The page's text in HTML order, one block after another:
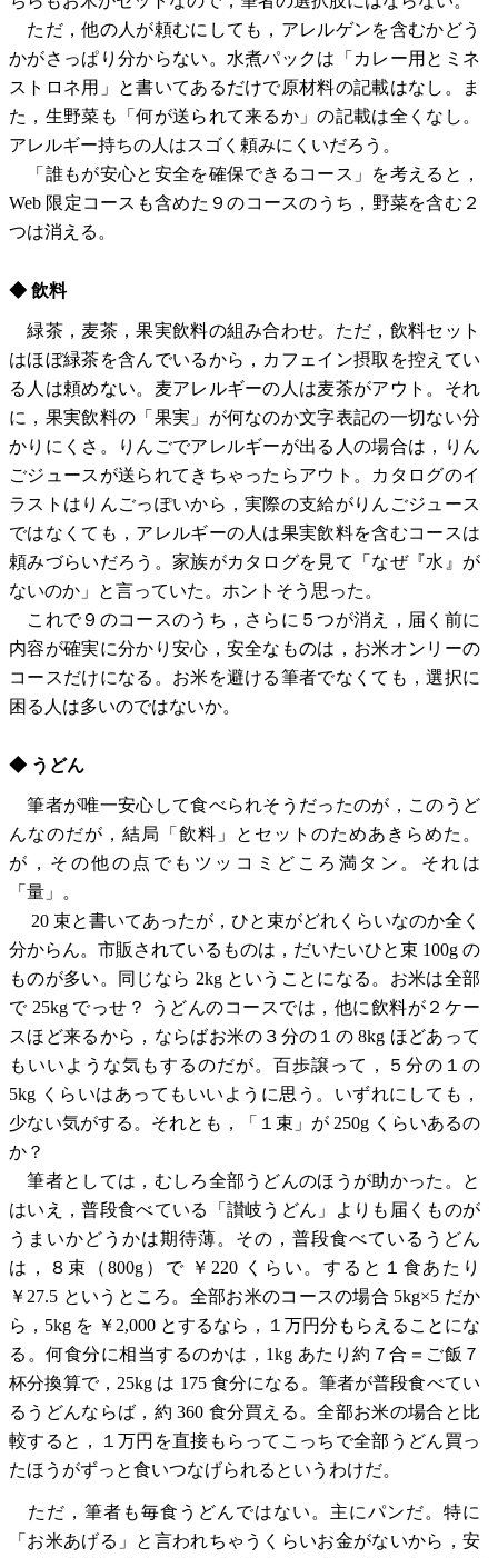
ただ，他の人が頼むにしても，アレルゲンを含むかどう
かがさっぱり分からない。水煮パックは「カレー用とミネ
ストロネ用」と書いてあるだけで原材料の記載はなし。ま
た，生野菜も「何が送られて来るか」の記載は全くなし。
アレルギー持ちの人はスゴく頼みにくいだろう。
「誰もが安心と安全を確保できるコース」を考えると，
Web 限定コースも含めた９のコースのうち，野菜を含む２
つは消える。
◆ 飲料
緑茶，麦茶，果実飲料の組み合わせ。ただ，飲料セット
はほぼ緑茶を含んでいるから，カフェイン摂取を控えてい
る人は頼めない。麦アレルギーの人は麦茶がアウト。それ
に，果実飲料の「果実」が何なのか文字表記の一切ない分
かりにくさ。りんごでアレルギーが出る人の場合は，りん
ごジュースが送られてきちゃったらアウト。カタログのイ
ラストはりんごっぽいから，実際の支給がりんごジュース
ではなくても，アレルギーの人は果実飲料を含むコースは
頼みづらいだろう。家族がカタログを見て「なぜ『水』が
ないのか」と言っていた。ホントそう思った。
これで９のコースのうち，さらに５つが消え，届く前に
内容が確実に分かり安心，安全なものは，お米オンリーの
コースだけになる。お米を避ける筆者でなくても，選択に
困る人は多いのではないか。
◆ うどん
筆者が唯一安心して食べられそうだったのが，このうど
んなのだが，結局「飲料」とセットのためあきらめた。
が，その他の点でもツッコミどころ満タン。それは
「量」。
20 束と書いてあったが，ひと束がどれくらいなのか全く
分からん。市販されているものは，だいたいひと束 100g の
ものが多い。同じなら 2kg ということになる。お米は全部
で 25kg でっせ？ うどんのコースでは，他に飲料が２ケー
スほど来るから，ならばお米の３分の１の 8kg ほどあって
もいいような気もするのだが。百歩譲って，５分の１の
5kg くらいはあってもいいように思う。いずれにしても，
少ない気がする。それとも，「１束」が 250g くらいあるの
か？
筆者としては，むしろ全部うどんのほうが助かった。と
はいえ，普段食べている「讃岐うどん」よりも届くものが
うまいかどうかは期待薄。その，普段食べているうどん
は，８束（800g）で ￥220 くらい。すると１食あたり
￥27.5 というところ。全部お米のコースの場合 5kg×5 だか
ら，5kg を ￥2,000 とするなら，１万円分もらえることにな
る。何食分に相当するのかは，1kg あたり約７合＝ご飯７
杯分換算で，25kg は 175 食分になる。筆者が普段食べてい
るうどんならば，約 360 食分買える。全部お米の場合と比
較すると，１万円を直接もらってこっちで全部うどん買っ
たほうがずっと食いつなげられるというわけだ。
ただ，筆者も毎食うどんではない。主にパンだ。特に
「お米あげる」と言われちゃうくらいお金がないから，安